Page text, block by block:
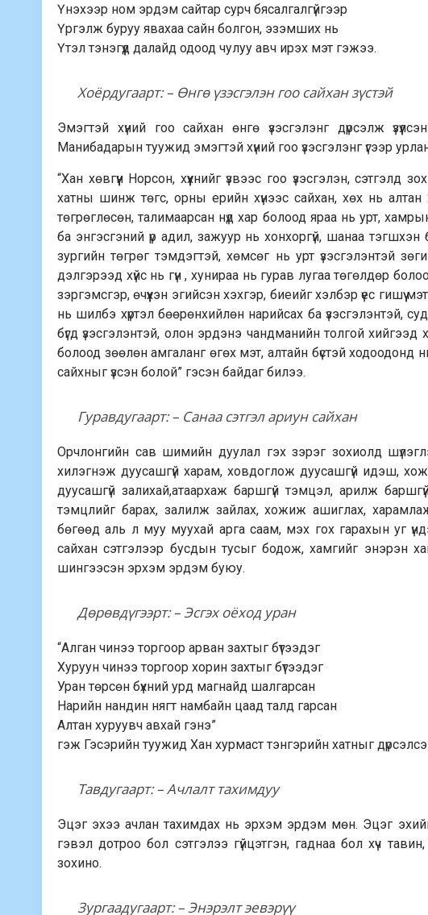
Үнэхээр ном эрдэм сайтар сурч бясалгалгүйгээр
Үргэлж буруу явахаа сайн болгон, эзэмших нь
Үтэл тэнэгүүд далайд одоод чулуу авч ирэх мэт гэжээ.
Хоёрдугаарт: – Өнгө үзэсгэлэн гоо сайхан зүстэй
Эмэгтэй хүний гоо сайхан өнгө үзэсгэлэнг дүрсэлж
Манибадарын туужид эмэгтэй хүний гоо үзэсгэлэнг үгээр урлан
“Хан хөвгүүн Норсон, хүүхнийг үзвээс гоо үзэсгэлэн,
хатны шинж төгс, орны ерийн хүнээс сайхан, хөх нь
төгрөглөсөн, талимаарсан нүд хар болоод яраа нь урт,
ба энгэсгэний үр адил, зажуур нь хонхоргүй, шанаа тэгшхэн
зургийн төгрөг тэмдэгтэй, хөмсөг нь урт үзэсгэлэнтэй
дэлгэрээд хүйс нь гүн , хунираа нь гурав лугаа төгөлдөр
зэргэмсгэр, өчүүхэн эгийсэн хэхгэр, биеийг хэлбэр үес
нь шилбэ хүртэл бөөрөнхийлөн нарийсах ба үзэсгэлэнтэй,
бүгд үзэсгэлэнтэй, олон эрдэнэ чандманийн толгой хийгээд
болоод зөөлөн амгаланг өгөх мэт, алтайн бүстэй
сайхныг үзсэн болой” гэсэн байдаг билээ.
Гуравдугаарт: – Санаа сэтгэл ариун сайхан
Орчлонгийн сав шимийн дуулал гэх зэрэг зохиолд
хилэгнэж дуусашгүй харам, ховдоглож дуусашгүй идэш,
дуусашгүй залихай,атаархаж баршгүй тэмцэл, арилж
тэмцлийг барах, залилж зайлах, хожиж ашиглах,
бөгөөд аль л муу муухай арга саам, мэх гох гарахын уг
сайхан сэтгэлээр бусдын тусыг бодож, хамгийг энэрэн
шингээсэн эрхэм эрдэм буюу.
Дөрөвдүгээрт: – Эсгэх оёход уран
“Алган чинээ торгоор арван захтыг бүтээдэг
Хуруун чинээ торгоор хорин захтыг бүтээдэг
Уран төрсөн бүхний урд магнайд шалгарсан
Нарийн нандин нягт намбайн цаад талд гарсан
Алтан хуруувч авхай гэнэ”
гэж Гэсэрийн туужид Хан хурмаст тэнгэрийн хатныг
Тавдугаарт: – Ачлалт тахимдуу
Эцэг эхээ ачлан тахимдах нь эрхэм эрдэм мөн. Эцэг эхийн
гэвэл дотроо бол сэтгэлээ гүйцэтгэн, гаднаа бол хүч
зохино.
Зургаадугаарт: – Энэрэлт эевэрүү